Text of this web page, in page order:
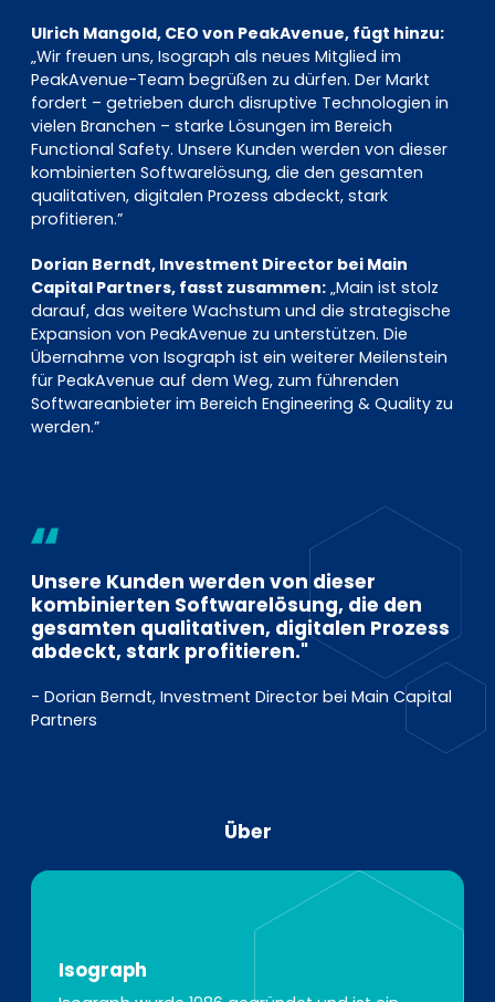
Ulrich Mangold, CEO von PeakAvenue, fügt hinzu:
„Wir freuen uns, Isograph als neues Mitglied im
PeakAvenue-Team begrüßen zu dürfen. Der Markt
fordert – getrieben durch disruptive Technologien in
vielen Branchen – starke Lösungen im Bereich
Functional Safety. Unsere Kunden werden von dieser
kombinierten Softwarelösung, die den gesamten
qualitativen, digitalen Prozess abdeckt, stark
profitieren.”
Dorian Berndt, Investment Director bei Main
Capital Partners, fasst zusammen: „Main ist stolz
darauf, das weitere Wachstum und die strategische
Expansion von PeakAvenue zu unterstützen. Die
Übernahme von Isograph ist ein weiterer Meilenstein
für PeakAvenue auf dem Weg, zum führenden
Softwareanbieter im Bereich Engineering & Quality zu
werden.”
Unsere Kunden werden von dieser
kombinierten Softwarelösung, die den
gesamten qualitativen, digitalen Prozess
abdeckt, stark profitieren."
- Dorian Berndt, Investment Director bei Main Capital
Partners
Über
Isograph